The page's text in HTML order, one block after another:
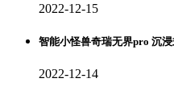
2022-12-15
智能小怪兽奇瑞无界pro 沉
2022-12-14